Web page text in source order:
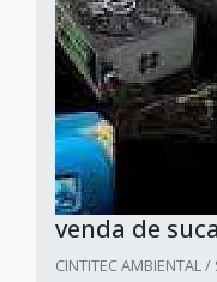
venda de
CINTITEC AMBIENTAL